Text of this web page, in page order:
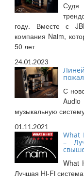
Судя
году. Вместе с
компания Naim,
50 лет
24.01.2023
С
Audio
музыкальную
01.11.2021
What
–
What
Лучшая Hi-Fi